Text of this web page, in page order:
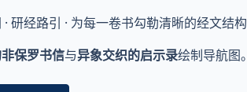
研经路引 · 为每一卷书勾勒清晰的经文结构
保罗书信与异象交织的启示录绘制导航图。